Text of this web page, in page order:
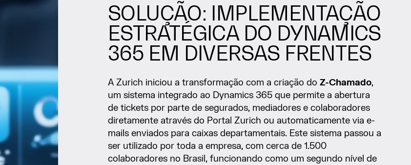
SOLUÇÃO: IMPLEMENTAÇÃO
ESTRATÉGICA DO DYNAMICS
365 EM DIVERSAS FRENTES
A Zurich iniciou a transformação com a criação do Z-Chamado,
um sistema integrado ao Dynamics 365 que permite a abertura
de tickets por parte de segurados, mediadores e colaboradores
diretamente através do Portal Zurich ou automaticamente via e-
mails enviados para caixas departamentais. Este sistema passou a
ser utilizado por toda a empresa, com cerca de 1.500
colaboradores no Brasil, funcionando como um segundo nível de